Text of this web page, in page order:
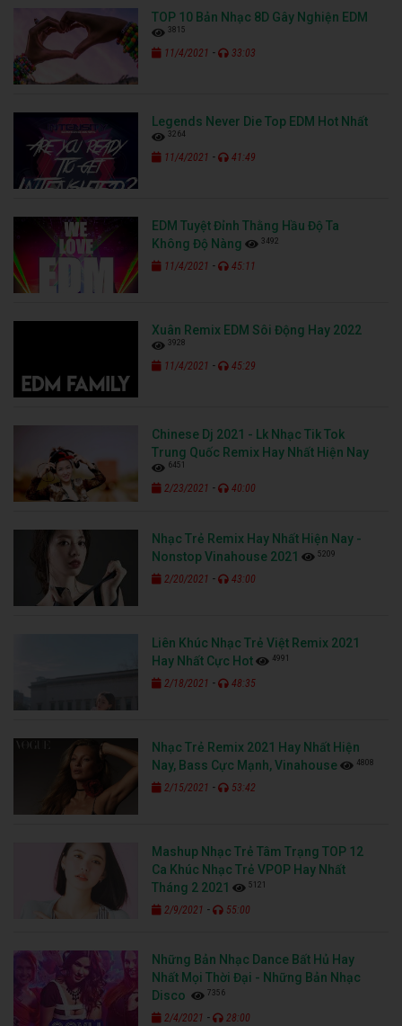
TOP 10 Bản Nhạc 8D Gây Nghiện EDM
3815
11/4/2021 - 33:03
Legends Never Die Top EDM Hot Nhất
3264
11/4/2021 - 41:49
EDM Tuyệt Đỉnh Thằng Hầu Độ Ta
Không Độ Nàng
3492
11/4/2021 - 45:11
Xuân Remix EDM Sôi Động Hay 2022
3928
11/4/2021 - 45:29
Chinese Dj 2021 - Lk Nhạc Tik Tok
Trung Quốc Remix Hay Nhất Hiện Nay
6451
2/23/2021 - 40:00
Nhạc Trẻ Remix Hay Nhất Hiện Nay -
Nonstop Vinahouse 2021
5209
2/20/2021 - 43:00
Liên Khúc Nhạc Trẻ Việt Remix 2021
Hay Nhất Cực Hot
4991
2/18/2021 - 48:35
Nhạc Trẻ Remix 2021 Hay Nhất Hiện
Nay, Bass Cực Mạnh, Vinahouse
4808
2/15/2021 - 53:42
Mashup Nhạc Trẻ Tâm Trạng TOP 12
Ca Khúc Nhạc Trẻ VPOP Hay Nhất
Tháng 2 2021
5121
2/9/2021 - 55:00
Những Bản Nhạc Dance Bất Hủ Hay
Nhất Mọi Thời Đại - Những Bản Nhạc
Disco
7356
2/4/2021 - 28:00